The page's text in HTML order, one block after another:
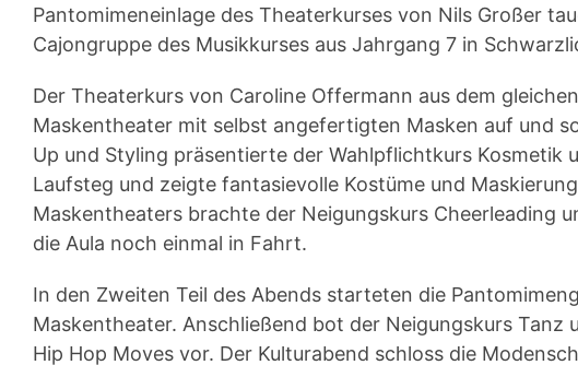
Pantomimeneinlage des Theaterkurses von Nils Großer
Cajongruppe des Musikkurses aus Jahrgang 7 in
Der Theaterkurs von Caroline Offermann aus dem
Maskentheater mit selbst angefertigten Masken auf und
Up und Styling präsentierte der Wahlpflichtkurs Kosmetik
Laufsteg und zeigte fantasievolle Kostüme und
Maskentheaters brachte der Neigungskurs Cheerleading
die Aula noch einmal in Fahrt.
In den Zweiten Teil des Abends starteten die
Maskentheater­. Anschließend bot der Neigungskurs
Hip Hop Moves vor. Der Kulturabend schloss die